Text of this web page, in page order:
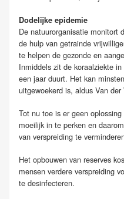
Dodelijke epidemie
De natuurorganisatie monitort
de hulp van getrainde
te helpen de gezonde en
Inmiddels zit de koraalziekte
een jaar duurt. Het kan
uitgewoekerd is, aldus Van der
Tot nu toe is er geen
moeilijk in te perken en
van verspreiding te
Het opbouwen van reserves
mensen verdere verspreiding
te desinfecteren.